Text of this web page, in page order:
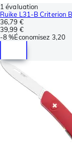
1 évaluation
Ruike L31-B Criterion
36,79 €
39,99 €
-8 %Économisez 3,20